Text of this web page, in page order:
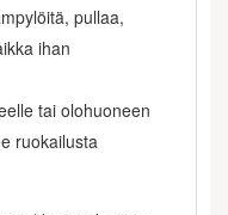
pullaa,
ihan
tai olohuoneen
ruokailusta